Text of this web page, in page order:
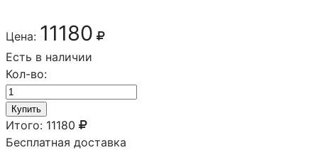
Цена: 11180
Есть в наличии
Кол-во:
Купить
Итого: 11180
Бесплатная доставка